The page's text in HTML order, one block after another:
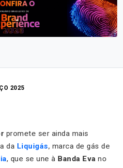
2025
promete ser ainda mais
da Liquigás, marca de gás de
, que se une à Banda Eva no